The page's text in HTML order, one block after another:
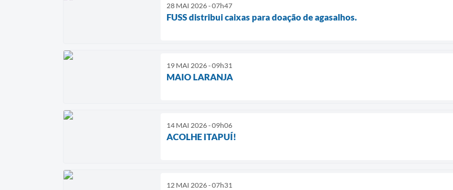
28 MAI 2026 - 07h47
FUSS distribui caixas para doação de agasalhos.
19 MAI 2026 - 09h31
MAIO LARANJA
14 MAI 2026 - 09h06
ACOLHE ITAPUÍ!
12 MAI 2026 - 07h31